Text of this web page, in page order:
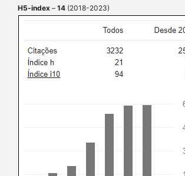
H5-index – 14 (2018-2023)